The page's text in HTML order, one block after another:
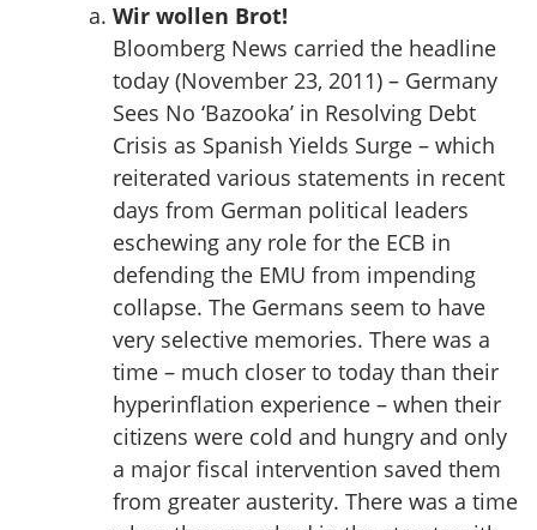
Wir wollen Brot!
Bloomberg News carried the headline
today (November 23, 2011) – Germany
Sees No ‘Bazooka’ in Resolving Debt
Crisis as Spanish Yields Surge – which
reiterated various statements in recent
days from German political leaders
eschewing any role for the ECB in
defending the EMU from impending
collapse. The Germans seem to have
very selective memories. There was a
time – much closer to today than their
hyperinflation experience – when their
citizens were cold and hungry and only
a major fiscal intervention saved them
from greater austerity. There was a time